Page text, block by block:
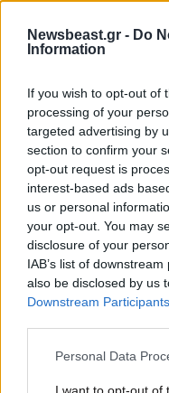
Newsbeast.gr - Do
Information
If you wish to opt-out of
processing of your
targeted advertising by
section to confirm your
opt-out request is
interest-based ads
us or personal
your opt-out. You may
disclosure of your
IAB’s list of
also be disclosed by us
Downstream Participants
Please note that this
not limited to your visit
Personal Data
I want to opt-out of
2 ΣΧΌΛΙΑ
ΠΡΟΣΘΕΣΤΕ ΤΟ